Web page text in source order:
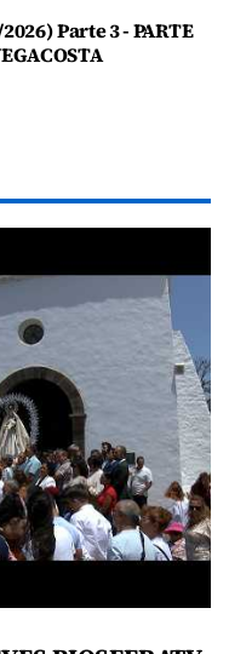
Parte 3 - PARTE